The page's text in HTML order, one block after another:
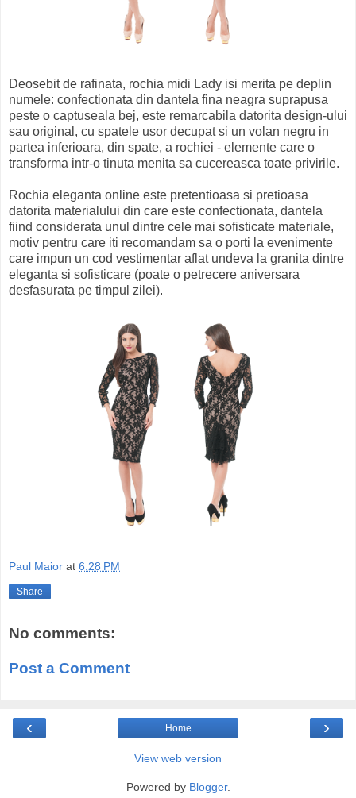
Deosebit de rafinata, rochia midi Lady isi merita pe deplin
numele: confectionata din dantela fina neagra suprapusa
peste o captuseala bej, este remarcabila datorita design-ului
sau original, cu spatele usor decupat si un volan negru in
partea inferioara, din spate, a rochiei - elemente care o
transforma intr-o tinuta menita sa cucereasca toate privirile.
Rochia eleganta online este pretentioasa si pretioasa
datorita materialului din care este confectionata, dantela
fiind considerata unul dintre cele mai sofisticate materiale,
motiv pentru care iti recomandam sa o porti la evenimente
care impun un cod vestimentar aflat undeva la granita dintre
eleganta si sofisticare (poate o petrecere aniversara
desfasurata pe timpul zilei).
Paul Maior at 6:28 PM
Share
No comments:
Post a Comment
‹ ›
Home
View web version
Powered by Blogger.